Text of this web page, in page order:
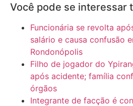
Você pode se interessar
Funcionária se revolta
salário e causa confusão
Rondonópolis
Filho de jogador do
após acidente; família
órgãos
Integrante de facção é